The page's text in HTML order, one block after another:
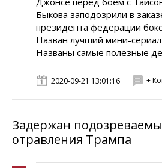
Быкова заподозрили в
президента федерации
Назван лучший мини-
Названы самые полезные
2020-09-21 13:01:16 +
Задержан
отравления Трампа